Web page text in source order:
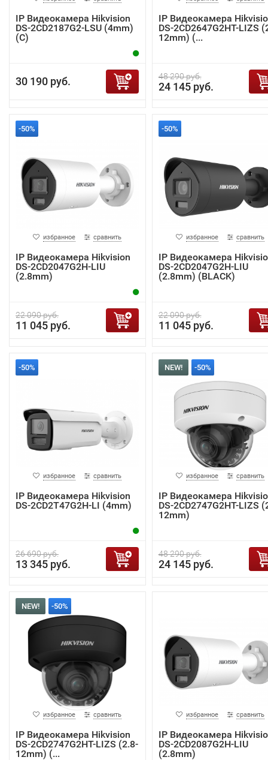
IP Видеокамера Hikvision
DS-2CD2187G2-LSU (4mm)
(C)
30 190 руб.
IP Видеокамера
DS-2CD2647G2HT-LIZS
12mm) (...
48 290 руб.
24 145 руб.
-50%
избранное сравнить
IP Видеокамера Hikvision
DS-2CD2047G2H-LIU
(2.8mm)
22 090 руб.
11 045 руб.
-50%
избранное сравнить
IP Видеокамера
DS-2CD2047G2H-LIU
(2.8mm) (BLACK)
22 090 руб.
11 045 руб.
-50%
избранное сравнить
IP Видеокамера Hikvision
DS-2CD2T47G2H-LI (4mm)
26 690 руб.
13 345 руб.
NEW! -50%
избранное сравнить
IP Видеокамера
DS-2CD2747G2HT-LIZS
12mm)
48 290 руб.
24 145 руб.
NEW! -50%
избранное сравнить
IP Видеокамера Hikvision
DS-2CD2747G2HT-LIZS (2.8-
12mm) (...
избранное сравнить
IP Видеокамера
DS-2CD2087G2H-LIU
(2.8mm)